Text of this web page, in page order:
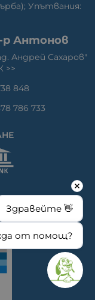
Упътвания:
р Антонов
Андрей Сахаров"
>>
848
786 733
Здравейте 👋
от помощ?